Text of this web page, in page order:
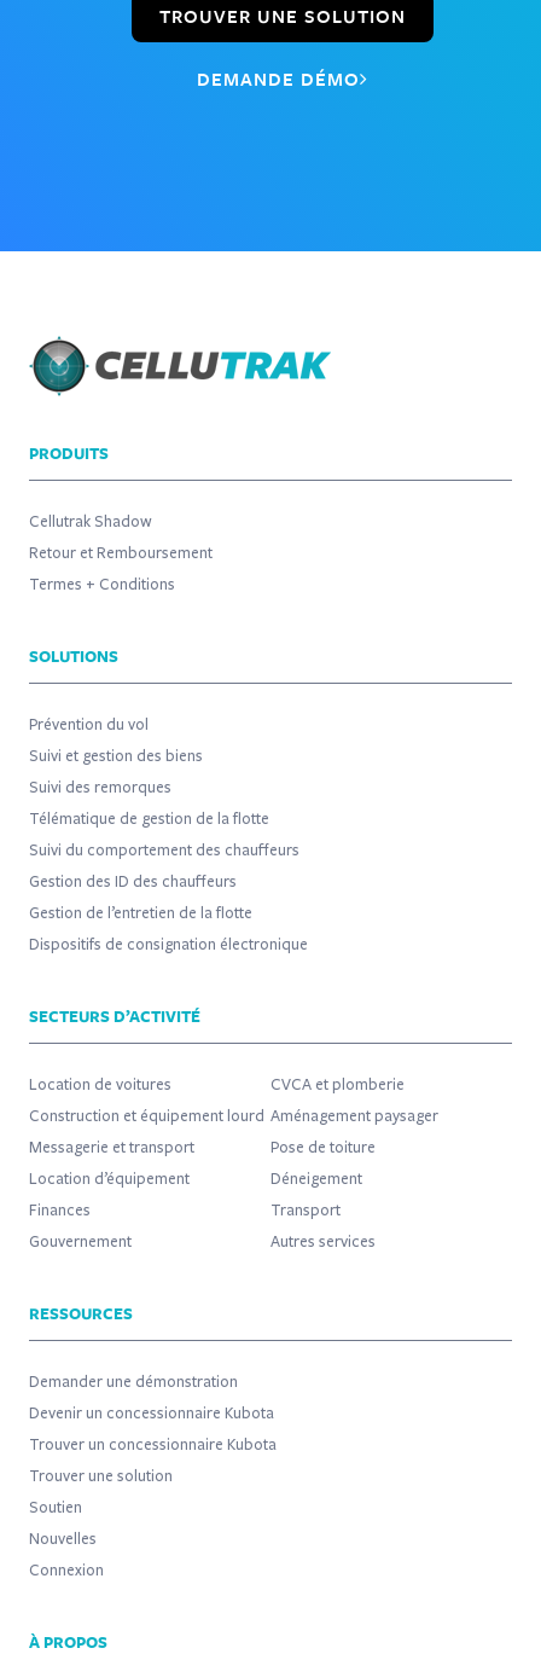
TROUVER UNE SOLUTION
DEMANDE DÉMO
PRODUITS
Cellutrak Shadow
Retour et Remboursement
Termes + Conditions
SOLUTIONS
Prévention du vol
Suivi et gestion des biens
Suivi des remorques
Télématique de gestion de la flotte
Suivi du comportement des chauffeurs
Gestion des ID des chauffeurs
Gestion de l’entretien de la flotte
Dispositifs de consignation électronique
SECTEURS D’ACTIVITÉ
Location de voitures
CVCA et plomberie
Construction et équipement lourd Aménagement paysager
Messagerie et transport
Pose de toiture
Location d’équipement
Déneigement
Finances
Transport
Gouvernement
Autres services
RESSOURCES
Demander une démonstration
Devenir un concessionnaire Kubota
Trouver un concessionnaire Kubota
Trouver une solution
Soutien
Nouvelles
Connexion
À PROPOS